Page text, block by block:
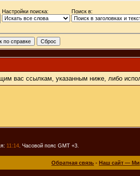
Настройки поиска: Поиск в:
вас ссылкам, указанным ниже, либо
11:14. Часовой пояс GMT +3.
Обратная связь - Наш сайт —